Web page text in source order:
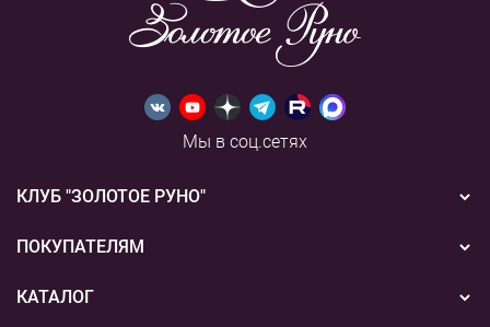
Мы в соц.сетях
КЛУБ "ЗОЛОТОЕ РУНО"
Новости
Акции
ПОКУПАТЕЛЯМ
Бонусная система
КАТАЛОГ